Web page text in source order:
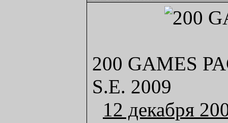
200 GAMES
S.E. 2009
12 декабря